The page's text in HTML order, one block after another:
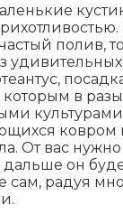
полив,
которым в
ковром
От вас нужно
он
сам, радуя